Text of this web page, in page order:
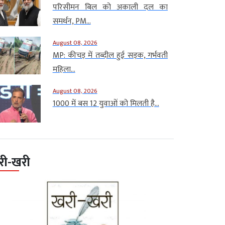
परिसीमन बिल को अकाली दल का
समर्थन, PM...
August 08, 2026
MP: कीचड़ में तब्दील हुई सड़क, गर्भवती
महिला...
August 08, 2026
1000 में बस 12 युवाओं को मिलती है...
खरी